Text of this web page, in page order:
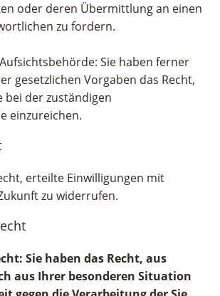
oder deren Übermittlung an einen
zu fordern.
Sie haben ferner
gesetzlichen Vorgaben das Recht,
bei der zuständigen
einzureichen.
erteilte Einwilligungen mit
zu widerrufen.
Sie haben das Recht, aus
aus Ihrer besonderen Situation